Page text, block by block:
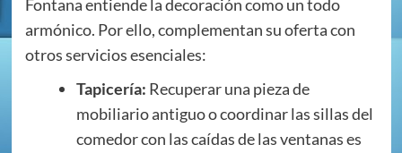
Fontana entiende la decoración como un todo
armónico. Por ello, complementan su oferta con
otros servicios esenciales:
Tapicería: Recuperar una pieza de
mobiliario antiguo o coordinar las sillas del
comedor con las caídas de las ventanas es